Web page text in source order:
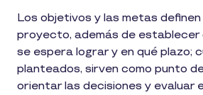
Los objetivos y las metas definen
proyecto, además de establecer
se espera lograr y en qué plazo;
planteados, sirven como punto
orientar las decisiones y evaluar